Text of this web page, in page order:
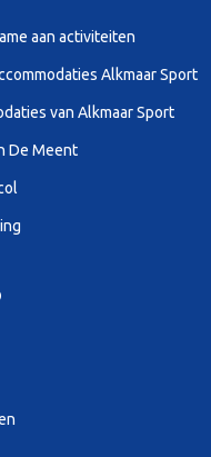
aan activiteiten
Alkmaar Sport
van Alkmaar Sport
De Meent